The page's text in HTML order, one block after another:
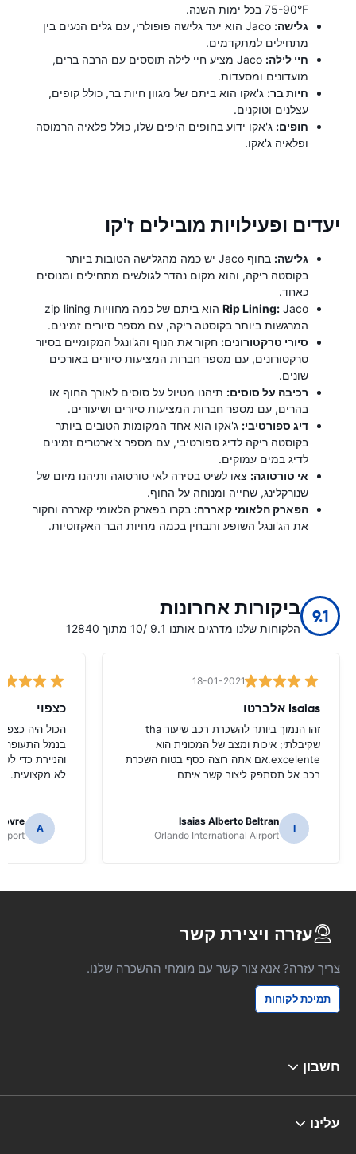
75-90°F בכל ימות השנה.
גלישה:
Jaco הוא יעד גלישה פופולרי, עם גלים הנעים בין
מתחילים למתקדמים.
חיי לילה:
Jaco מציע חיי לילה תוססים עם הרבה ברים,
מועדונים ומסעדות.
חיות בר: ג'אקו הוא ביתם של מגוון חיות בר, כולל קופים,
עצלנים וטוקנים.
חופים: ג'אקו ידוע בחופים היפים שלו, כולל פלאיה הרמוסה
ופלאיה ג'אקו.
יעדים ופעילויות מובילים ז'קו
גלישה:
בחוף Jaco יש כמה מהגלישה הטובות ביותר
בקוסטה ריקה, והוא מקום נהדר לגולשים מתחילים ומנוסים
כאחד.
Rip Lining:
Jaco הוא ביתם של כמה מחוויות zip lining
המרגשות ביותר בקוסטה ריקה, עם מספר סיורים זמינים.
סיורי טרקטורונים: חקור את הנוף והג'ונגל המקומיים בסיור
טרקטורונים, עם מספר חברות המציעות סיורים באורכים
שונים.
רכיבה על סוסים: תיהנו מטיול על סוסים לאורך החוף או
בהרים, עם מספר חברות המציעות סיורים ושיעורים.
דיג ספורטיבי: ג'אקו הוא אחד המקומות הטובים ביותר
בקוסטה ריקה לדיג ספורטיבי, עם מספר צ'ארטרים זמינים
לדיג במים עמוקים.
אי טורטוגה: צאו לשיט בסירה לאי טורטוגה ותיהנו מיום של
שנורקלינג, שחייה ומנוחה על החוף.
הפארק הלאומי קאררה: בקרו בפארק הלאומי קאררה וחקור
את הג'ונגל השופע ותבחין בכמה מחיות הבר האקזוטיות.
9.1 ביקורות אחרונות
הלקוחות שלנו מדרגים אותנו 9.1 /10 מתוך 12840
18-01-2021
Isaias אלברטו
זהו הנמוך ביותר להשכרת רכב שיעור tha
שקיבלתי; איכות ומצב של המכונית הוא
excelente.אם אתה רוצה כסף בטוח השכרת
רכב אל תסתפק ליצור קשר איתם
I
Isaias Alberto Beltran
Orlando International Airport
כצפוי
הכול היה
בנמל התעופה
והניירת כדי
לא מקצועית.
A
עזרה ויצירת קשר
צריך עזרה? אנא צור קשר עם מומחי ההשכרה שלנו.
תמיכת לקוחות
חשבון
עלינו